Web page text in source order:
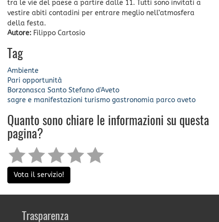
tra le vie del paese a partire dalle 11. Tutti sono invitati a
vestire abiti contadini per entrare meglio nell’atmosfera
della festa.
Autore: Filippo Cartosio
Tag
Ambiente
Pari opportunità
Borzonasca Santo Stefano d'Aveto
sagre e manifestazioni turismo gastronomia parco aveto
Quanto sono chiare le informazioni su questa
pagina?
Vota il servizio!
Trasparenza